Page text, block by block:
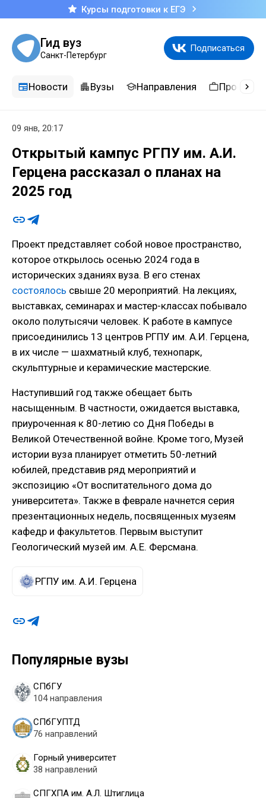
Курсы подготовки к ЕГЭ
Гид вуз
Санкт-Петербург
Подписаться
Новости Вузы Направления
Популярные вузы
СПбГУ
104 направления
СПбГУПТД
76 направлений
Горный университет
38 направлений
СПГХПА им. А.Л. Штиглица
09 янв, 20:17
Открытый кампус РГПУ им. А.И.
Герцена рассказал о планах на
2025 год
Проект представляет собой новое пространство,
которое открылось осенью 2024 года в
исторических зданиях вуза. В его стенах
состоялось свыше 20 мероприятий. На лекциях,
выставках, семинарах и мастер-классах побывало
около полутысячи человек. К работе в кампусе
присоединились 13 центров РГПУ им. А.И. Герцена,
в их числе — шахматный клуб, технопарк,
скульптурные и керамические мастерские.
Наступивший год также обещает быть
насыщенным. В частности, ожидается выставка,
приуроченная к 80-летию со Дня Победы в
Великой Отечественной войне. Кроме того, Музей
истории вуза планирует отметить 50-летний
юбилей, представив ряд мероприятий и
экспозицию «От воспитательного дома до
университета». Также в феврале начнется серия
презентационных недель, посвященных музеям
кафедр и факультетов. Первым выступит
Геологический музей им. А.Е. Ферсмана.
РГПУ им. А.И. Герцена